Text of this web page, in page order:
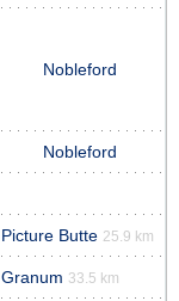
Nobleford
Nobleford
Picture Butte 25.9 km
Granum 33.5 km